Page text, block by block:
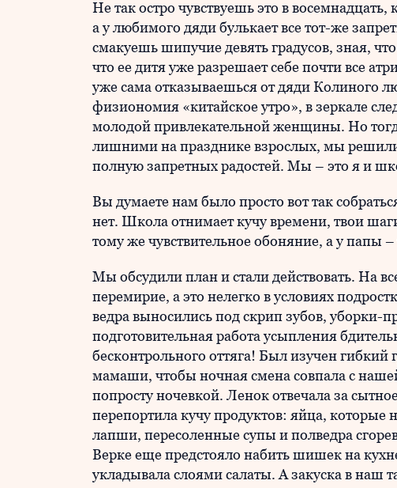
Не так остро чувствуешь это в
а у любимого дяди булькает все тот-же
смакуешь шипучие девять градусов, зная,
что ее дитя уже разрешает себе почти все
уже сама отказываешься от дяди Колиного
физиономия «китайское утро», в зеркале
молодой привлекательной женщины. Но
лишними на празднике взрослых, мы
полную запретных радостей. Мы – это я и
Вы думаете нам было просто вот так
нет. Школа отнимает кучу времени, твои
тому же чувствительное обоняние, а у папы
Мы обсудили план и стали действовать. На
перемирие, а это нелегко в условиях
ведра выносились под скрип зубов, уборки-
подготовительная работа усыпления
бесконтрольного оттяга! Был изучен
мамаши, чтобы ночная смена совпала с
попросту ночевкой. Ленок отвечала за
перепортила кучу продуктов: яйца, которые
лапши, пересоленные супы и полведра
Верке еще предстояло набить шишек на
укладывала слоями салаты. А закуска в наш